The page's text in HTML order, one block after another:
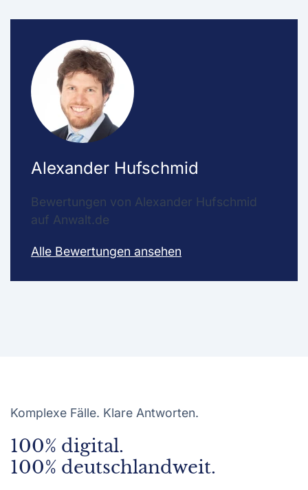
Alexander Hufschmid
Bewertungen von Alexander Hufschmid
auf Anwalt.de
Alle Bewertungen ansehen
Komplexe Fälle. Klare Antworten.
100% digital.
100% deutschlandweit.